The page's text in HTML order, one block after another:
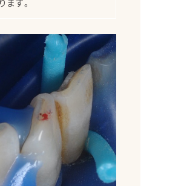
ます。